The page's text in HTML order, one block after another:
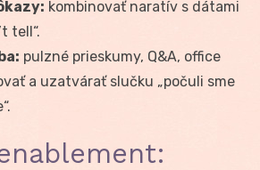
kombinovať naratív s dátami
tell“.
pulzné prieskumy, Q&A, office
a uzatvárať slučku „počuli sme